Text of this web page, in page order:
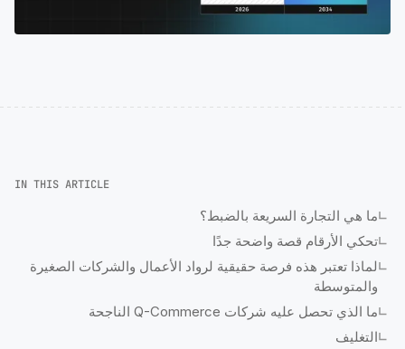
IN THIS ARTICLE
ما هي التجارة السريعة بالضبط؟
تحكي الأرقام قصة واضحة جدًا
لماذا تعتبر هذه فرصة حقيقية لرواد الأعمال والشركات الصغيرة
والمتوسطة
ما الذي تحصل عليه شركات Q-Commerce الناجحة
التغليف